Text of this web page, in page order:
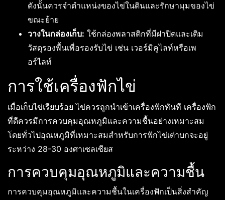
ดังนั้นควรจำตำแหน่งของไข่ในดินและรักษามุมของไข่
ขณะย้าย
วางในกล่องเก็บ: ใช้กล่องพลาสติกที่มีฝาปิดและเติม
วัสดุรองพื้นเพื่อรองรับไข่ เช่น เวอร์มิคูไลท์หรือเพ
อร์ไลท์
การใช้เครื่องฟักไข่
เมื่อเก็บไข่เรียบร้อย ไข่ควรถูกนำเข้าเครื่องฟักทันที เครื่องฟัก
ที่ดีควรมีการควบคุมอุณหภูมิและความชื้นอย่างเหมาะสม
โดยทั่วไปอุณหภูมิที่เหมาะสมสำหรับการฟักไข่เต่าบกจะอยู่
ระหว่าง 28-30 องศาเซลเซียส
การควบคุมอุณหภูมิและความชื้น
การควบคุมอุณหภูมิและความชื้นในเครื่องฟักเป็นสิ่งสำคัญ